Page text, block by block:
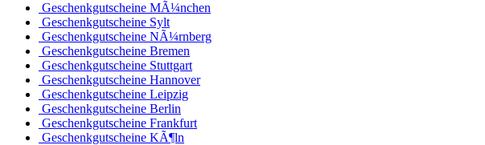
Geschenkgutscheine MÃ¼nchen
Geschenkgutscheine Sylt
Geschenkgutscheine NÃ¼rnberg
Geschenkgutscheine Bremen
Geschenkgutscheine Stuttgart
Geschenkgutscheine Hannover
Geschenkgutscheine Leipzig
Geschenkgutscheine Berlin
Geschenkgutscheine Frankfurt
Geschenkgutscheine KÃ¶ln